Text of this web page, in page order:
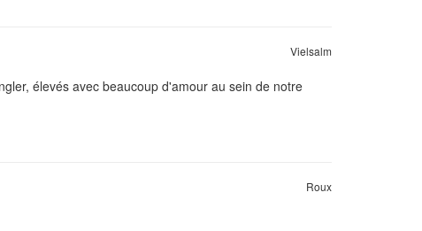
Vielsalm
élevés avec beaucoup d'amour au sein de notre
Roux